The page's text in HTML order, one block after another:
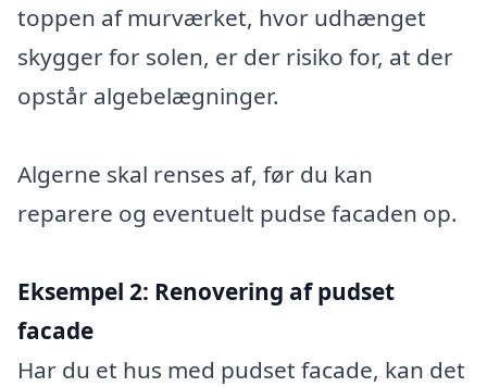
toppen af murværket, hvor udhænget
skygger for solen, er der risiko for, at der
opstår algebelægninger.
Algerne skal renses af, før du kan
reparere og eventuelt pudse facaden op.
Eksempel 2: Renovering af pudset
facade
Har du et hus med pudset facade, kan det